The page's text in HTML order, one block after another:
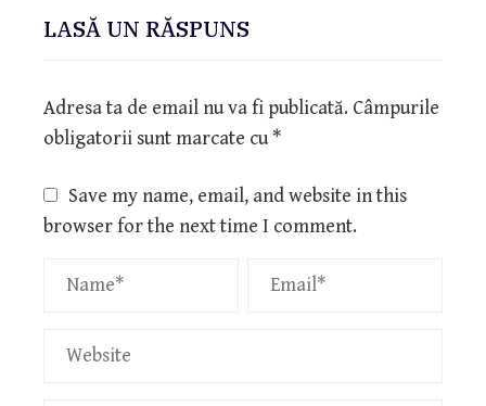
LASĂ UN RĂSPUNS
Adresa ta de email nu va fi publicată. Câmpurile
obligatorii sunt marcate cu*
Save my name, email, and website in this
browser for the next time I comment.